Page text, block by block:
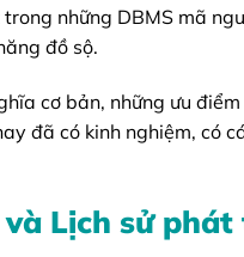
những DBMS mã
đồ sộ.
cơ bản, những ưu
đã có kinh nghiệm, có
Lịch sử